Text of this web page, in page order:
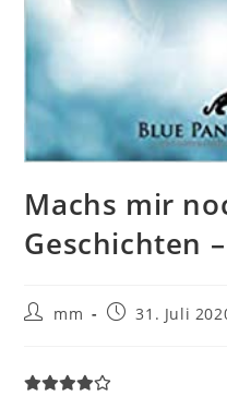
Machs mir
Geschichten
mm 31. Juli